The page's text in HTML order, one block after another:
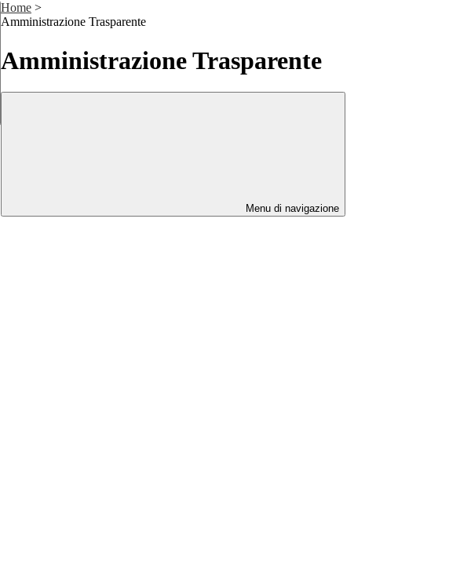
Home >
Amministrazione Trasparente
Amministrazione Trasparente
Menu di navigazione